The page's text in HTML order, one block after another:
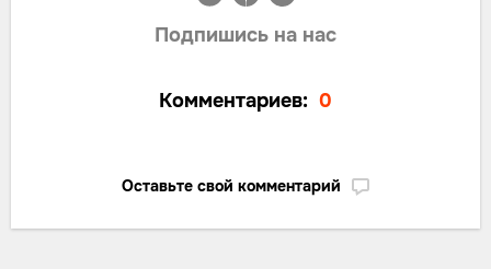
Подпишись на нас
Комментариев: 0
Оставьте свой комментарий